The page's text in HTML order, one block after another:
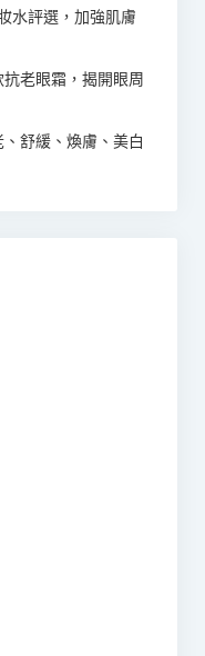
水評選，加強肌膚
抗老眼霜，揭開眼周
舒緩、煥膚、美白